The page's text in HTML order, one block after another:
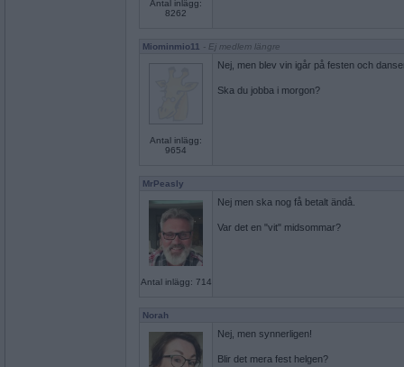
Antal inlägg:
8262
Miominmio11 - Ej medlem längre
Antal inlägg:
9654
Nej, men blev vin igår på festen och
Ska du jobba i morgon?
MrPeasly
Antal inlägg: 714
Nej men ska nog få betalt ändå.
Var det en "vit" midsommar?
Norah
Nej, men synnerligen!
Blir det mera fest helgen?